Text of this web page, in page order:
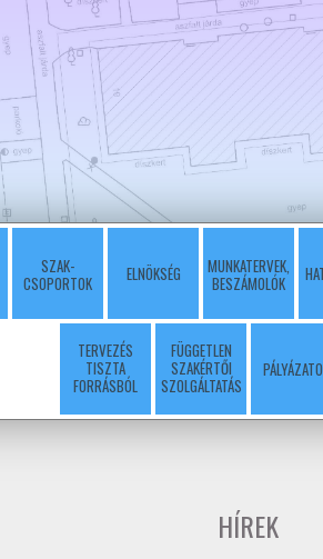
SZAK-
CSOPORTOK
ELNÖKSÉG
MUNKATERVEK,
BESZÁMOLÓK
TERVEZÉS
TISZTA
FORRÁSBÓL
FÜGGETLEN
SZAKÉRTŐI
SZOLGÁLTATÁS
HÍREK